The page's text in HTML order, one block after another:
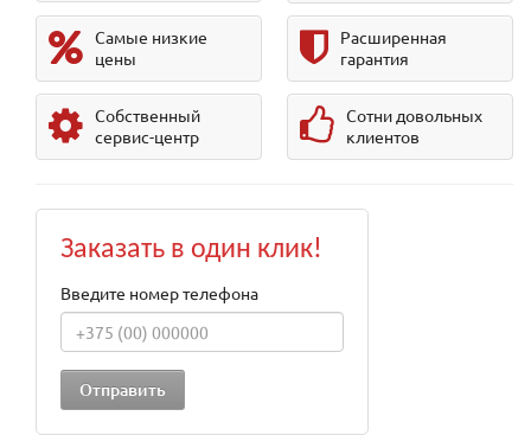
Самые низкие
цены
Расширенная
гарантия
Собственный
сервис-центр
Сотни довольных
клиентов
Заказать в один клик!
Введите номер телефона